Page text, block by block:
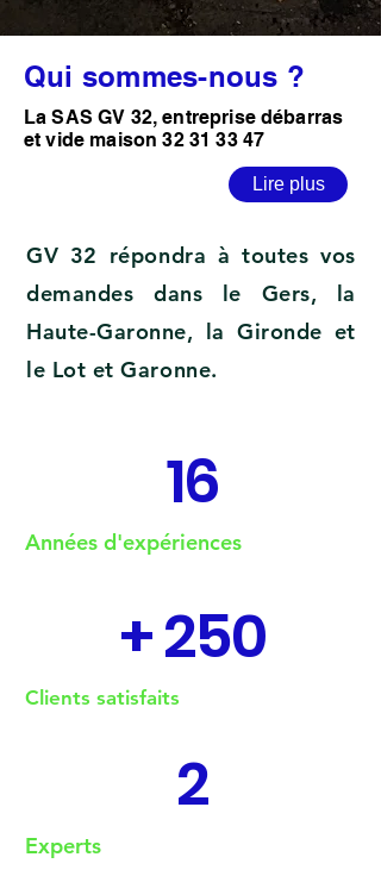
Qui sommes-nous ?
La SAS GV 32, entreprise débarras
et vide maison32 31 33 47
Lire plus
GV 32 répondra à toutes vos
demandes dans le Gers, la
Haute-Garonne, la Gironde et
le Lot et Garonne.
16
Années d'expériences
+ 250
Clients satisfaits
2
Experts